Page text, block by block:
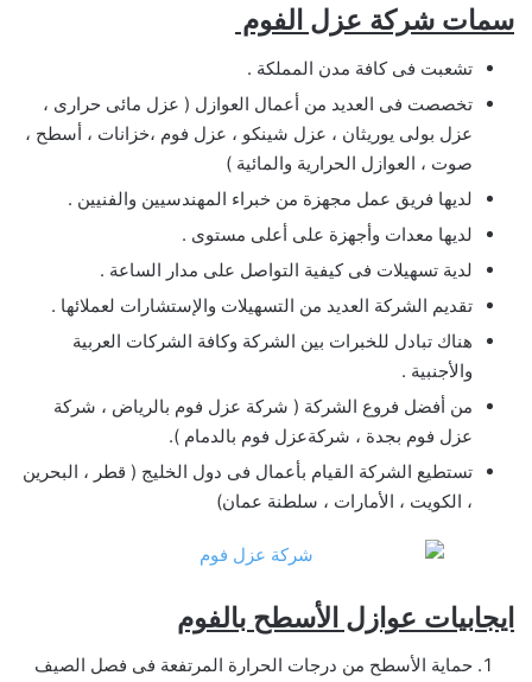
سمات شركة عزل الفوم
تشعبت فى كافة مدن المملكة .
تخصصت فى العديد من أعمال العوازل ( عزل مائى حرارى ،
عزل بولى يوريثان ، عزل شينكو ، عزل فوم ،خزانات ، أسطح ،
صوت ، العوازل الحرارية والمائية )
لديها فريق عمل مجهزة من خبراء المهندسيين والفنيين .
لديها معدات وأجهزة على أعلى مستوى .
لدية تسهيلات فى كيفية التواصل على مدار الساعة .
تقديم الشركة العديد من التسهيلات والإستشارات لعملائها .
هناك تبادل للخبرات بين الشركة وكافة الشركات العربية
والأجنبية .
من أفضل فروع الشركة ( شركة عزل فوم بالرياض ، شركة
عزل فوم بجدة ، شركةعزل فوم بالدمام ).
تستطيع الشركة القيام بأعمال فى دول الخليج ( قطر ، البحرين
، الكويت ، الأمارات ، سلطنة عمان)
ايجابيات عوازل الأسطح بالفوم
حماية الأسطح من درجات الحرارة المرتفعة فى فصل الصيف